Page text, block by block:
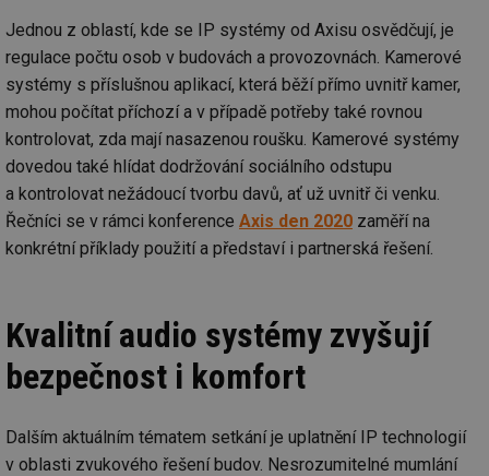
Jednou z oblastí, kde se IP systémy od Axisu osvědčují, je
regulace počtu osob v budovách a provozovnách. Kamerové
systémy s příslušnou aplikací, která běží přímo uvnitř kamer,
mohou počítat příchozí a v případě potřeby také rovnou
kontrolovat, zda mají nasazenou roušku. Kamerové systémy
dovedou také hlídat dodržování sociálního odstupu
a kontrolovat nežádoucí tvorbu davů, ať už uvnitř či venku.
Řečníci se v rámci konference Axis den 2020 zaměří na
konkrétní příklady použití a představí i partnerská řešení.
Kvalitní audio systémy zvyšují
bezpečnost i komfort
Dalším aktuálním tématem setkání je uplatnění IP technologií
v oblasti zvukového řešení budov. Nesrozumitelné mumlání